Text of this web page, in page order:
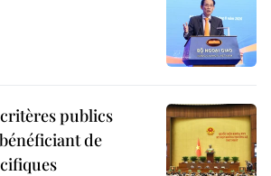
critères publics
de